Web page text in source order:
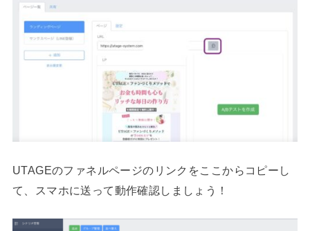
UTAGEのファネルページのリンクをここからコピーし
て、スマホに送って動作確認しましょう！